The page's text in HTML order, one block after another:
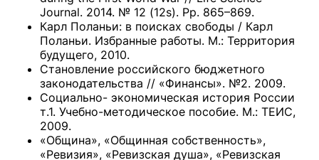
Journal. 2014. № 12 (12s). Pp. 865–869.
Карл Поланьи: в поисках свободы / Карл
Поланьи. Избранные работы. М.: Территория
будущего, 2010.
Становление российского бюджетного
законодательства // «Финансы». №2. 2009.
Социально- экономическая история России
т.1. Учебно-методическое пособие. М.: ТЕИС,
2009.
«Община», «Общинная собственность»,
«Ревизия», «Ревизская душа», «Ревизская